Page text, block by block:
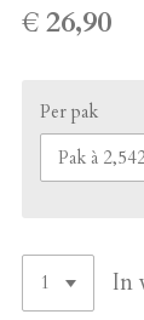
€ 26,90
Per pak
In